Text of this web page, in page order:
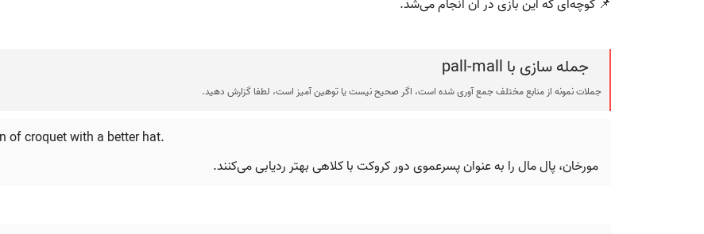
📌 کوچه‌ای که این بازی در آن انجام می‌شد.
جمله سازی با pall-mall
جملات نمونه از منابع مختلف جمع آوری شده است، اگر صحیح نیست یا توهین آمیز است، لطفا گزارش دهید.
of croquet with a better hat.
مورخان، پال مال را به عنوان پسرعموی دور کروکت با کلاهی بهتر ردیابی می‌کنند.